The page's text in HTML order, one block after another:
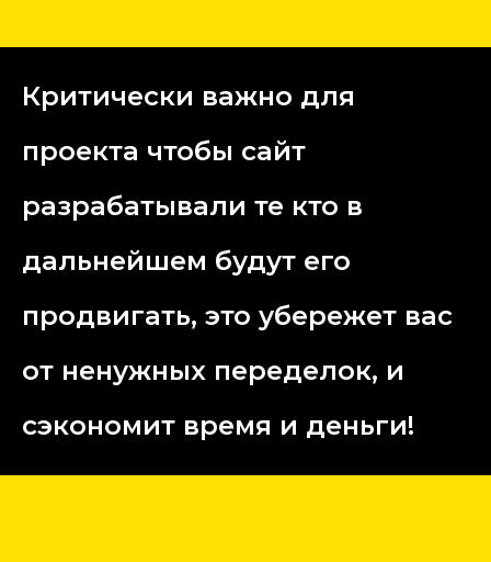
Критически важно для
проекта чтобы сайт
разрабатывали те кто в
дальнейшем будут его
продвигать, это убережет вас
от ненужных переделок, и
сэкономит время и деньги!